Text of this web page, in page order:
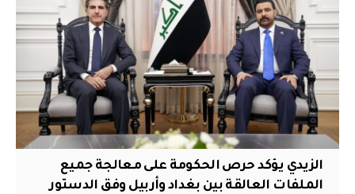
الزيدي يؤكد حرص الحكومة على معالجة جميع
الملفات العالقة بين بغداد وأربيل وفق الدستور